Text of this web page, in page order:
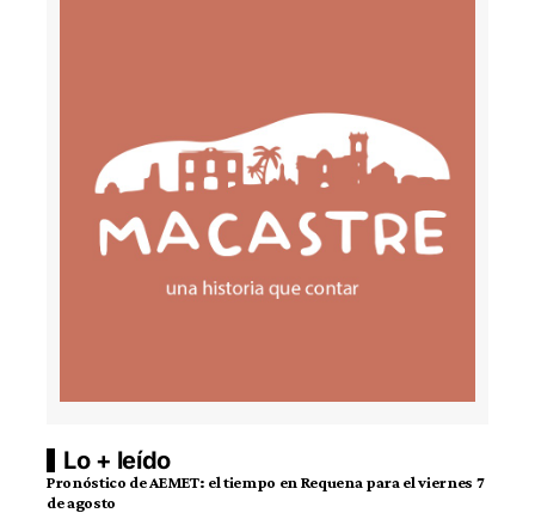
Lo + leído
Pronóstico de AEMET: el tiempo en Requena para el viernes 7
de agosto